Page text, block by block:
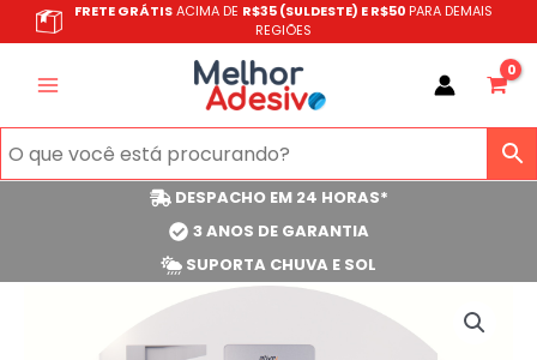
para
FRETE GRÁTISACIMA DE R$35 (SULDESTE) E R$50 PARA DEMAIS
REGIÕES
DESPACHO EM 24 HORAS*
3 ANOS DE GARANTIA
SUPORTA CHUVA E SOL